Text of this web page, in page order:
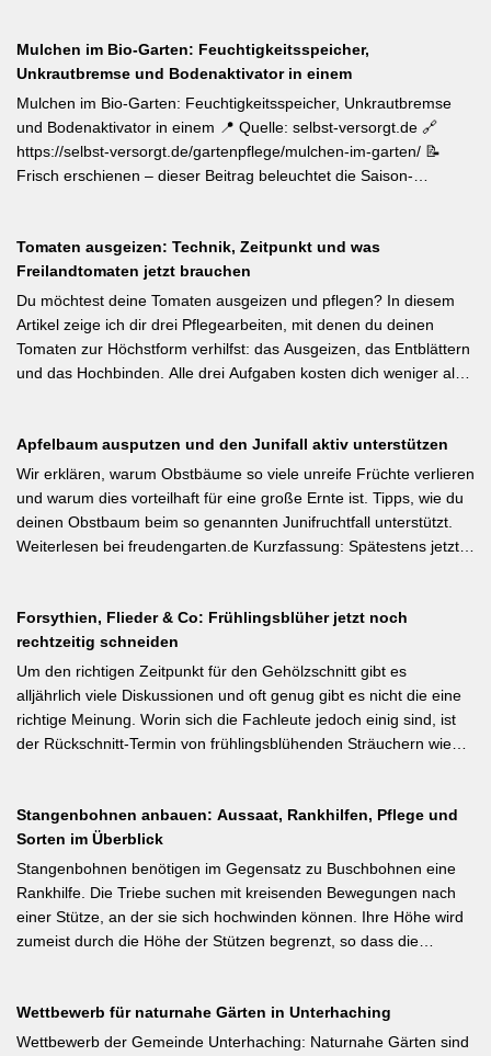
Gartenbewirtschaftung – unabhängig von der Gartengröße –
einen messbaren Beitrag zur regionalen Artenvielfalt leistet.
Nützlingsförderung, strukturreiche Beete und der Verzicht auf
Pestizide sind die entscheidenden Stellschrauben. Ein
motivierender Impuls für jeden GBV-Garten. [Thema-Tag:
#Biodiversität #Gartengestaltung #Naturnahergarten]
Mulchen im Bio-Garten: Feuchtigkeitsspeicher,
Unkrautbremse und Bodenaktivator in einem
Mulchen im Bio-Garten: Feuchtigkeitsspeicher, Unkrautbremse
und Bodenaktivator in einem 📍 Quelle: selbst-versorgt.de 🔗
https://selbst-versorgt.de/gartenpflege/mulchen-im-garten/ 📝
Frisch erschienen – dieser Beitrag beleuchtet die Saison-
Austrocknung. Die ideale Schichtdicke liegt bei 5–10 cm, immer
mit Abstand zum Pflanzenstamm, um Fäulnis zu vermeiden.
Besonders wertvoll: Häufige Fehler wie zu dicke Schichten oder
die Verwendung von frischem Rasenschnitt als alleiniges Material
werden klar benannt. [Thema-Tag: #Bodenpflege #Mulchen
#BiologischerGartenbau]
Tomaten ausgeizen: Technik, Zeitpunkt und was
Freilandtomaten jetzt brauchen
Du möchtest deine Tomaten ausgeizen und pflegen? In diesem
Artikel zeige ich dir drei Pflegearbeiten, mit denen du deinen
Tomaten zur Höchstform verhilfst: das Ausgeizen, das Entblättern
und das Hochbinden. Alle drei Aufgaben kosten dich weniger als
Tomatenkrankheit Braunfäule vorbeugst. Weiterlesen bei
Wurzelwerk – Gartenwissen von Profis Kurzfassung: Ein bildreich
illustrierter Praxis-Leitfaden: Das Ausgeizen beginnt direkt nach
dem Auspflanzen und sollte wöchentlich wiederholt werden.
Geiztriebe morgens entfernen, damit Wunden rasch abtrocknen.
interessant: Der Artikel diskutiert, wann bei Freilandtomaten das
Ausgeizen kontraproduktiv ist – etwa bei buschigen Sorten, die
von Seitentrieben profitieren.
Apfelbaum ausputzen und den Junifall aktiv unterstützen
Wir erklären, warum Obstbäume so viele unreife Früchte verlieren
und warum dies vorteilhaft für eine große Ernte ist. Tipps, wie du
deinen Obstbaum beim so genannten Junifruchtfall unterstützt.
Weiterlesen bei freudengarten.de Kurzfassung: Spätestens jetzt –
% der Blüten werden zu Früchten, ein rechtzeitiges Eingreifen vor
dem Junifall beugt der Alternanz (Abwechslung von
Ertragsjahren) vor. Für Äpfel und Birnen gilt: max. zwei kräftige
Früchte pro Fruchtbüschel, Abstand mindestens eine Handbreit.
Früchte in Schattenzonen vollständig entfernen.
Forsythien, Flieder & Co: Frühlingsblüher jetzt noch
rechtzeitig schneiden
Um den richtigen Zeitpunkt für den Gehölzschnitt gibt es
alljährlich viele Diskussionen und oft genug gibt es nicht die eine
richtige Meinung. Worin sich die Fachleute jedoch einig sind, ist
der Rückschnitt-Termin von frühlingsblühenden Sträuchern wie
Flieder und Zierkirsche bilden ihre Blütenknospen für das nächste
Jahr im Sommer. Der Schnitt direkt nach der Blüte (bei Flieder:
sofort nach dem Verblühen!) ist die letzte Chance – wer jetzt noch
nicht geschnitten hat, sollte spätestens in den nächsten zwei
Wochen ran. Das Grundprinzip: Überflüssige alte Triebe
bodennah entfernen, damit das neue Holz ausreifen kann.
Stangenbohnen anbauen: Aussaat, Rankhilfen, Pflege und
Sorten im Überblick
Stangenbohnen benötigen im Gegensatz zu Buschbohnen eine
Rankhilfe. Die Triebe suchen mit kreisenden Bewegungen nach
einer Stütze, an der sie sich hochwinden können. Ihre Höhe wird
zumeist durch die Höhe der Stützen begrenzt, so dass die
Weiterlesen bei meine-ernte.de Kurzfassung: Bis Mitte Juni ist die
Aussaat von Stangenbohnen direkt ins Freiland noch problemlos
Wettbewerb für naturnahe Gärten in Unterhaching
Wettbewerb der Gemeinde Unterhaching: Naturnahe Gärten sind